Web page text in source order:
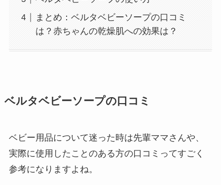
まとめ：ベルタベビーソープの口コミ
は？赤ちゃんの乾燥肌への効果は？
ベルタベビーソープの口コミ
ベビー用品について迷った時は先輩ママさんや、
実際に使用したことのある方の口コミってすごく
参考になりますよね。